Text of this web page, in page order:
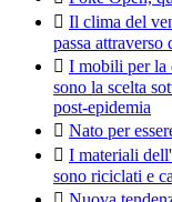
 Il clima del
passa
 I mobili per la
sono la scelta
post-epidemia
 Nato per
 I materiali
sono riciclati e